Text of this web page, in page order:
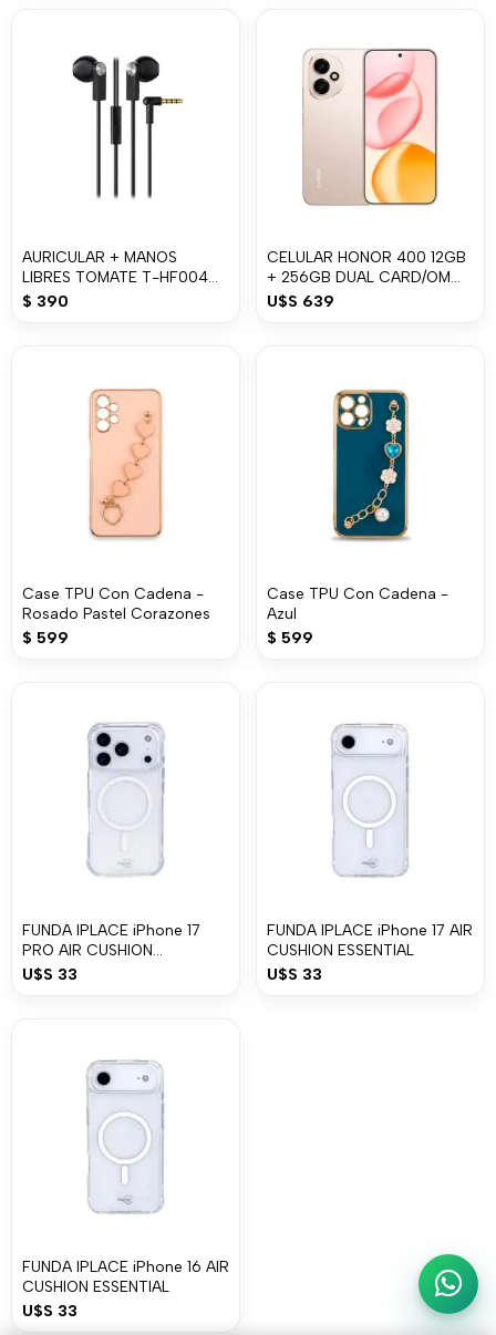
AURICULAR + MANOS
LIBRES TOMATE T-HF004
3.5mm
$ 390
CELULAR HONOR 400 12GB
+ 256GB DUAL CARD/OM
USDESERT GOLD
U$S 639
Case TPU Con Cadena -
Rosado Pastel Corazones
$ 599
Case TPU Con Cadena -
Azul
$ 599
FUNDA IPLACE iPhone 17
PRO AIR CUSHION
ESSENTIAL
U$S 33
FUNDA IPLACE iPhone 17 AIR
CUSHION ESSENTIAL
U$S 33
FUNDA IPLACE iPhone 16 AIR
CUSHION ESSENTIAL
U$S 33